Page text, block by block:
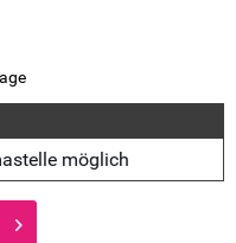
möglich